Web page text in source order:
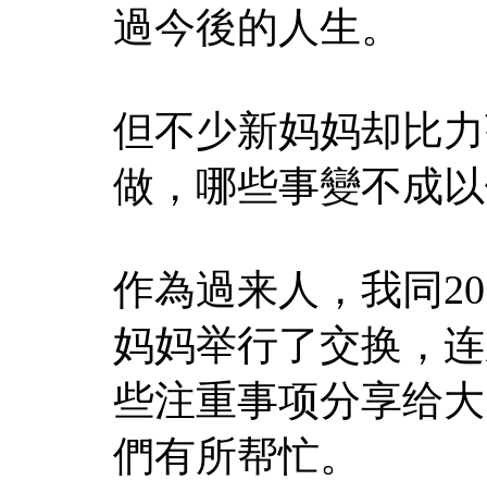
過今後的人生。
但不少新妈妈却比
做，哪些事變不成
作為過来人，我同
妈妈举行了交换，
些注重事项分享给
們有所帮忙。